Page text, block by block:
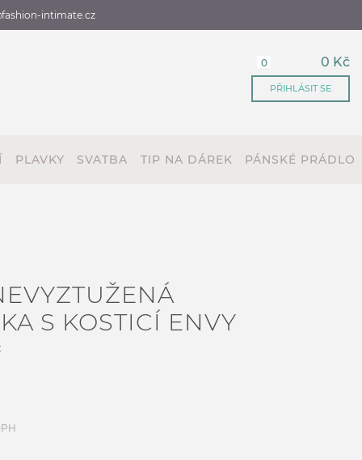
intimate.cz
0 0 Kč
PŘIHLÁSIT SE
PLAVKY SVATBA TIP NA DÁREK PÁNSKÉ PRÁDLO
S KOSTICÍ ENVY